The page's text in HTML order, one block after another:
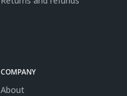
COMPANY
About